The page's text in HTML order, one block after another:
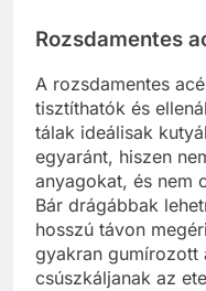
Rozsdamentes
A rozsdamentes
tisztíthatók és
tálak ideálisak
egyaránt, hiszen
anyagokat, és nem
Bár drágábbak
hosszú távon
gyakran gumírozott
csúszkáljanak az